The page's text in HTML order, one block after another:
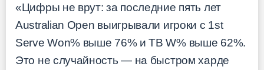
«Цифры не врут: за последние пять лет
Australian Open выигрывали игроки с 1st
Serve Won% выше 76% и TB W% выше 62%.
Это не случайность — на быстром харде